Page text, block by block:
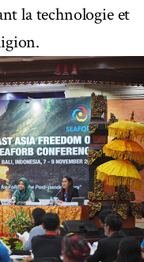
la technologie et